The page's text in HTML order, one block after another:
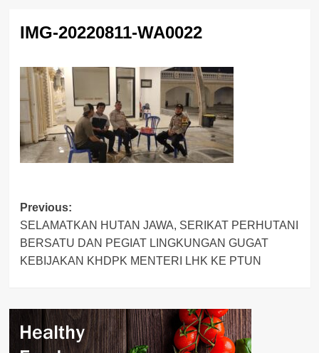
IMG-20220811-WA0022
Post
navigation
Previous:
SELAMATKAN HUTAN JAWA, SERIKAT PERHUTANI
BERSATU DAN PEGIAT LINGKUNGAN GUGAT
KEBIJAKAN KHDPK MENTERI LHK KE PTUN